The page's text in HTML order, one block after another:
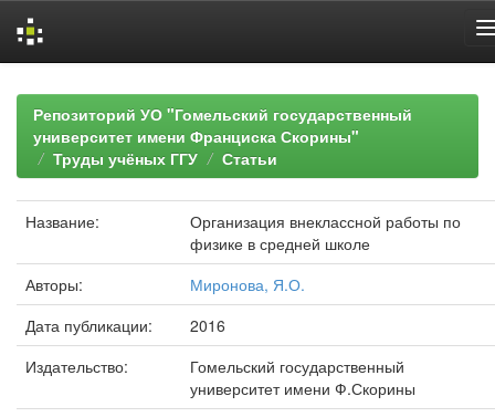
navigationРепозиторий УО "Гомельский государственный
университет имени Франциска Скорины"
Труды учёных ГГУ
Статьи
Название:
Организация внеклассной работы по
физике в средней школе
Авторы:
Миронова, Я.О.
Дата публикации:
2016
Издательство:
Гомельский государственный
университет имени Ф.Скорины